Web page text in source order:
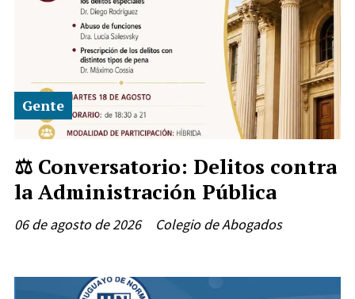
⚖️ Conversatorio: Delitos contra
la Administración Pública
Colegio de Abogados
Gente
06 de agosto de 2026